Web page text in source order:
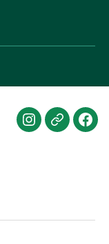
Instagram
Website